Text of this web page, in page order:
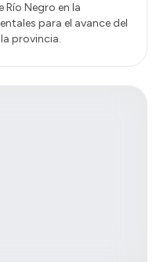
Negro en la
para el avance del
provincia.